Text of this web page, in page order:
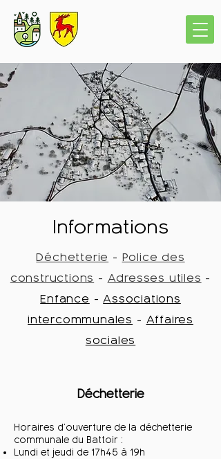
Informations
Déchetterie - Police des
constructions - Adresses utiles -
Enfance - Associations
intercommunales - Affaires
sociales
Déchetterie
Horaires d’ouverture de la déchetterie
communale du Battoir :
Lundi et jeudi de 17h45 à 19h